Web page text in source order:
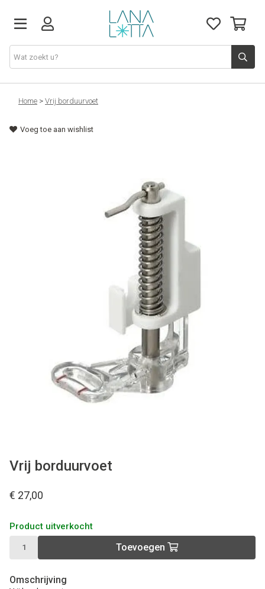
Stoffen
Fournituren
Home > Vrij borduurvoet
Voeg toe aan wishlist
Vrij borduurvoet
€ 27,00
Product uitverkocht
Toevoegen
Omschrijving